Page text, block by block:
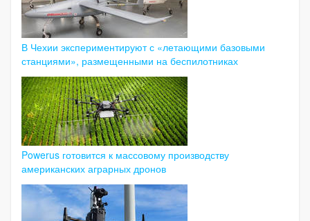
В Чехии экспериментируют с «летающими базовыми
станциями», размещенными на беспилотниках
Powerus готовится к массовому производству
американских аграрных дронов